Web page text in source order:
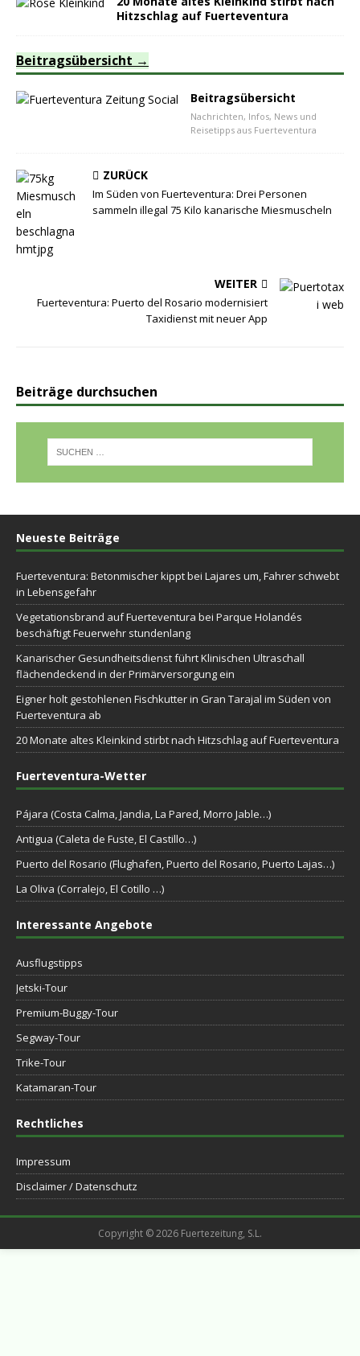
Hitzschlag auf Fuerteventura
Beitragsübersicht
Beitragsübersicht
Nachrichten, Infos, News und
Reisetipps aus Fuerteventura
ZURÜCK
Im Süden von Fuerteventura: Drei Personen
sammeln illegal 75 Kilo kanarische Miesmuscheln
WEITER
Fuerteventura: Puerto del Rosario modernisiert
Taxidienst mit neuer App
Beiträge durchsuchen
Neueste Beiträge
Fuerteventura: Betonmischer kippt bei Lajares um, Fahrer schwebt
in Lebensgefahr
Vegetationsbrand auf Fuerteventura bei Parque Holandés
beschäftigt Feuerwehr stundenlang
Kanarischer Gesundheitsdienst führt Klinischen Ultraschall
flächendeckend in der Primärversorgung ein
Eigner holt gestohlenen Fischkutter in Gran Tarajal im Süden von
Fuerteventura ab
20 Monate altes Kleinkind stirbt nach Hitzschlag auf Fuerteventura
Fuerteventura-Wetter
Pájara (Costa Calma, Jandia, La Pared, Morro Jable…)
Antigua (Caleta de Fuste, El Castillo…)
Puerto del Rosario (Flughafen, Puerto del Rosario, Puerto Lajas…)
La Oliva (Corralejo, El Cotillo …)
Interessante Angebote
Ausflugstipps
Jetski-Tour
Premium-Buggy-Tour
Segway-Tour
Trike-Tour
Katamaran-Tour
Rechtliches
Impressum
Disclaimer / Datenschutz
Copyright © 2026 Fuertezeitung, S.L.